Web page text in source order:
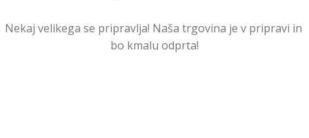
Nekaj ​​velikega se pripravlja! Naša trgovina je v pripravi in ​​
bo kmalu odprta!